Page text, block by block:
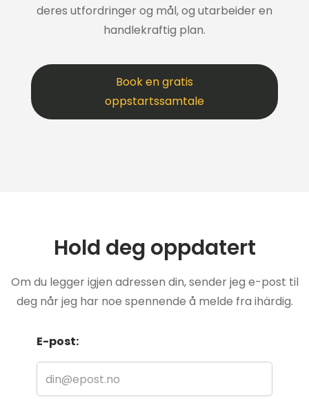
deres utfordringer og mål, og utarbeider en
handlekraftig plan.
Book en gratis
oppstartssamtale
Hold deg oppdatert
Om du legger igjen adressen din, sender jeg e-post til
deg når jeg har noe spennende å melde fra ihärdig.
E-post: